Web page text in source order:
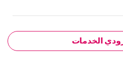
الخدمات